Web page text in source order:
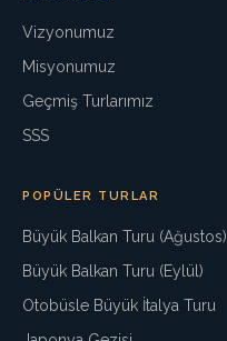
Vizyonumuz
Misyonumuz
Geçmiş Turlarımız
SSS
POPÜLER TURLAR
Büyük Balkan Turu (Ağustos)
Büyük Balkan Turu (Eylül)
Otobüsle Büyük İtalya Turu